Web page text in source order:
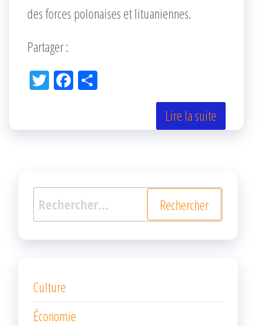
des forces polonaises et lituaniennes.
Partager :
Tw Fac
k r
Lire la suite
Rechercher :
Culture
Économie